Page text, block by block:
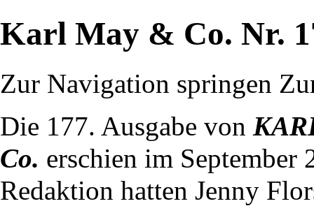
Karl May & Co. Nr.
Zur Navigation springen
Die 177. Ausgabe von
Co. erschien im September
Redaktion hatten Jenny